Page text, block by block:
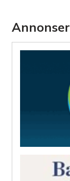
Annonser